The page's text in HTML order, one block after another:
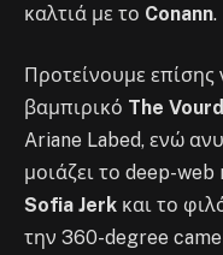
καλτιά με το Conann.
Προτείνουμε επίσης
βαμπιρικό The
Ariane Labed, ενώ
μοιάζει το deep-
Sofia Jerk και το
την 360-degree